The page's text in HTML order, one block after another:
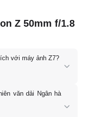
Z 50mm f/1.8
với máy ảnh Z7?
văn dải Ngân hà